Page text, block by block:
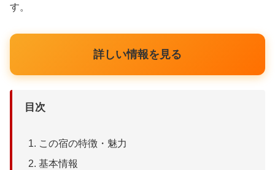
す。
詳しい情報を見る
目次
この宿の特徴・魅力
基本情報